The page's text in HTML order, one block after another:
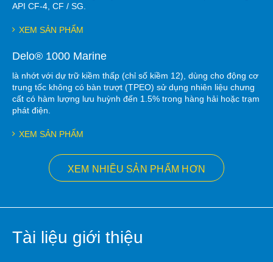
API CF-4, CF / SG.
XEM SẢN PHẨM
Delo® 1000 Marine
là nhớt với dự trữ kiềm thấp (chỉ số kiềm 12), dùng cho động cơ
trung tốc không có bàn trượt (TPEO) sử dụng nhiên liệu chưng
cất có hàm lượng lưu huỳnh đến 1.5% trong hàng hải hoặc trạm
phát điện.
XEM SẢN PHẨM
XEM NHIỀU SẢN PHẨM HƠN
Tài liệu giới thiệu